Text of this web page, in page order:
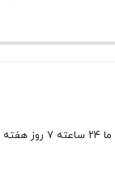
ما ۲۴ ساعته ۷ روز هفته پاسخگوی شما هستیم.